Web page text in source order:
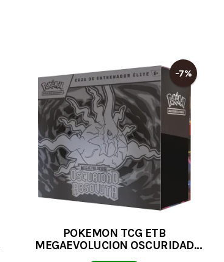
-7%
POKEMON TCG ETB
MEGAEVOLUCION OSCURIDAD
ABSOLUTA CAJA DE